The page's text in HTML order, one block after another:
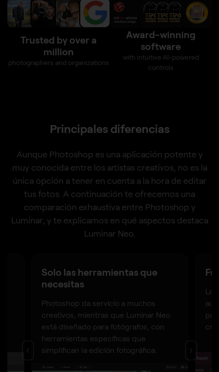
Trusted by over a
million
photographers and organizations
Award-winning
software
with intuitive AI-powered
controls
Principales diferencias
Aunque Photoshop es una aplicación potente y
muy conocida entre los artistas creativos, no es la
única opción a tener en cuenta a la hora de editar
tus fotos. A continuación te ofrecemos una
comparación exhaustiva entre Photoshop y
Luminar, y te explicamos en qué aspectos destaca
Luminar Neo.
Solo las herramientas que
necesitas
Photoshop da servicio a muchos
creativos, mientras que Luminar Neo
está diseñado para fotógrafos, con
herramientas específicas que
simplifican la edición fotográfica.